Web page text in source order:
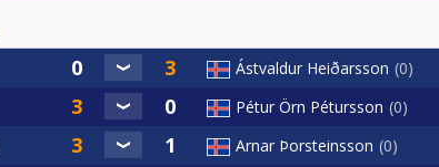
Ástvaldur Heiðarsson 0
Pétur Örn Pétursson 0
Arnar Þorsteinsson 0